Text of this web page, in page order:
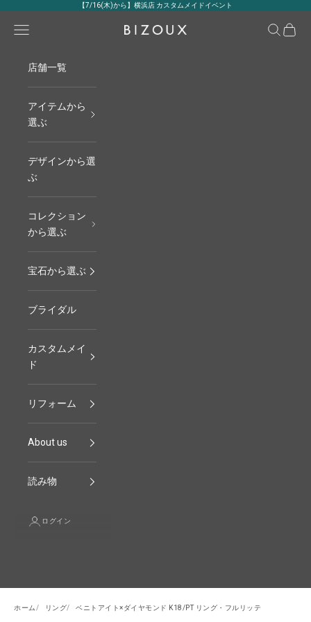
コンテンツへスキップ【7/16(木)から】横浜店 カスタムメイドイベント
BIZOUX｜ビズー公式
メニュー 検索カート
店舗一覧
アイテムから
選ぶ
デザインから選
ぶ
コレクション
から選ぶ
宝石から選ぶ
ブライダル
カスタムメイ
ド
リフォーム
About us
読み物
ログイン
ホーム リング ベニトアイト×ダイヤモンド K18/PT リング・フルリッテ